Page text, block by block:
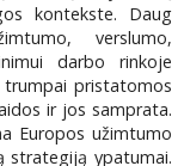
kontekste. Daug
verslumo,
darbo rinkoje
trumpai pristatomos
ir jos samprata.
Europos užimtumo
strategiją ypatumai.